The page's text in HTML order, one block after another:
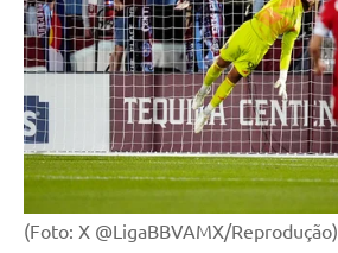
(Foto: X @LigaBBVAMX/Reprodução)